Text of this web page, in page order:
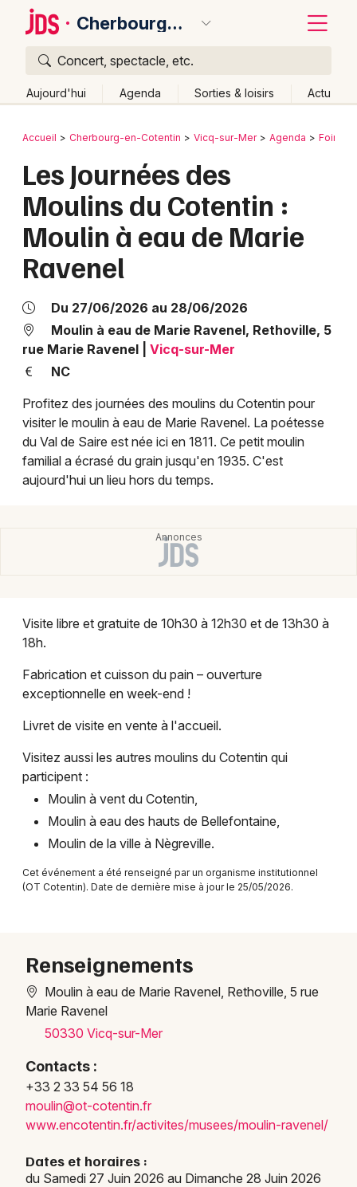
Cherbourg-en-Cotentin
Concert, spectacle, etc.
Aujourd'hui Agenda Sorties & loisirs Actu
Publier un événement
Grands événements
Activité & Expérience
Manifestations
Foires & salons
Concerts
Sports
Sorties & loisirs
Marchés en Basse-Normandie
Marchés en Normandie
Newsletter des sorties
Artistes en tournée
Choisir mes départements
Bordeaux
Colmar
Lille
Lyon
Marseille
Mulhouse
Montpellier
Nantes
Nice
Paris
Retour
Accueil Cherbourg-en-Cotentin Vicq-sur-Mer Agenda Foires
Les Journées des
Moulins du Cotentin :
Moulin à eau de Marie
Ravenel
Du 27/06/2026 au 28/06/2026
Moulin à eau de Marie Ravenel, Rethoville, 5
rue Marie Ravenel
Vicq-sur-Mer
NC
Profitez des journées des moulins du Cotentin pour
visiter le moulin à eau de Marie Ravenel. La poétesse
du Val de Saire est née ici en 1811. Ce petit moulin
familial a écrasé du grain jusqu'en 1935. C'est
aujourd'hui un lieu hors du temps.
Visite libre et gratuite de 10h30 à 12h30 et de 13h30 à
18h.
Fabrication et cuisson du pain – ouverture
exceptionnelle en week-end !
Livret de visite en vente à l'accueil.
Visitez aussi les autres moulins du Cotentin qui
participent :
Moulin à vent du Cotentin,
Moulin à eau des hauts de Bellefontaine,
Moulin de la ville à Nègreville.
Cet événement a été renseigné par un organisme institutionnel
(OT Cotentin). Date de dernière mise à jour le 25/05/2026.
Renseignements
Moulin à eau de Marie Ravenel, Rethoville, 5 rue
Marie Ravenel
50330 Vicq-sur-Mer
Contacts :
+33 2 33 54 56 18
moulin@ot-cotentin.fr
www.encotentin.fr/activites/musees/moulin-ravenel/
Dates et horaires :
du Samedi 27 Juin 2026 au Dimanche 28 Juin 2026
Quoi ?
Où ?
Basse-Normandie
Partout
Près de moi
Changer de lieu
Quand ?
Effacer les dates
Aujourd'hui
Demain